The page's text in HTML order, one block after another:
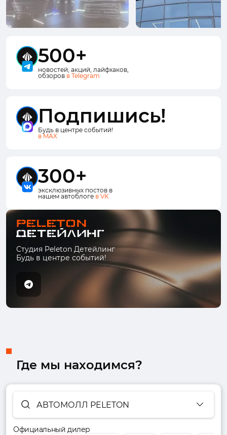
500+
новостей, акций, лайфхаков,
обзоров в Telegram
Подпишись!
Будь в центре событий!
в MAX
300+
эксклюзивных постов в
нашем автоблоге в VK
Студия Peleton Детейлинг
Будь в центре событий!
Где мы находимся?
АВТОМОЛЛ PELETON
Официальный дилер